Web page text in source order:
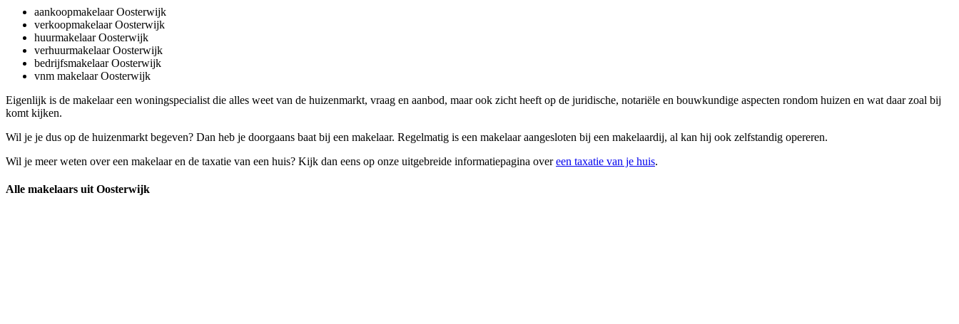
aankoopmakelaar Oosterwijk
verkoopmakelaar Oosterwijk
huurmakelaar Oosterwijk
verhuurmakelaar Oosterwijk
bedrijfsmakelaar Oosterwijk
vnm makelaar Oosterwijk
Eigenlijk is de makelaar een woningspecialist die alles weet van de huizenmarkt, vraag en aanbod, maar ook zicht heeft op de juridische, notariële en bouwkundige aspecten rondom huizen en wat daar zoal bij
komt kijken.
Wil je je dus op de huizenmarkt begeven? Dan heb je doorgaans baat bij een makelaar. Regelmatig is een makelaar aangesloten bij een makelaardij, al kan hij ook zelfstandig opereren.
Wil je meer weten over een makelaar en de taxatie van een huis? Kijk dan eens op onze uitgebreide informatiepagina overeen taxatie van je huis.
Alle makelaars uit Oosterwijk